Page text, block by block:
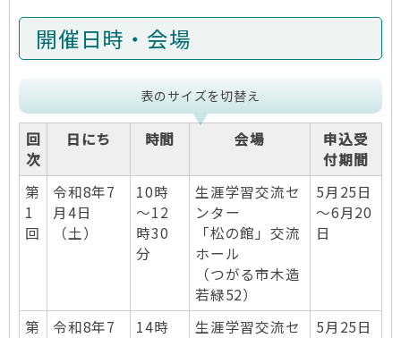
開催日時・会場
表のサイズを切替え
回
次
日にち 時間 会場
申込受
付期間
第
1
回
令和8年7
月4日
（土）
10時
～12
時30
分
生涯学習交流セ
ンター
「松の館」交流
ホール
（つがる市木造
若緑52）
5月25日
～6月20
日
第
令和8年7
14時
生涯学習交流セ
5月25日